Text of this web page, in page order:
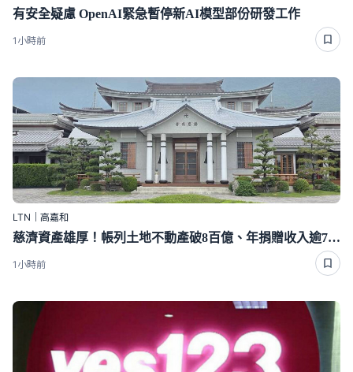
有安全疑慮 OpenAI緊急暫停新AI模型部份研發工作
1小時前
LTN｜高嘉和
慈濟資產雄厚！帳列土地不動產破8百億、年捐贈收入逾70億
1小時前